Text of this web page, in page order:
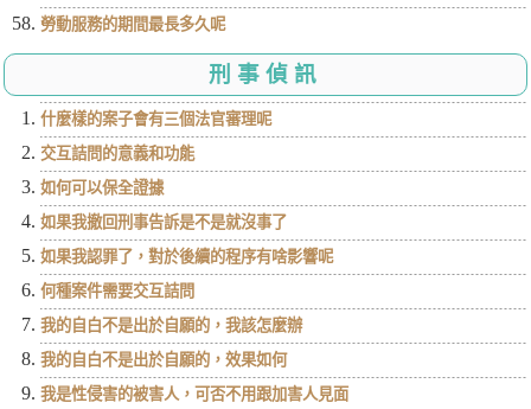
勞動服務的期間最長多久呢
刑事偵訊
什麼樣的案子會有三個法官審理呢
交互詰問的意義和功能
如何可以保全證據
如果我撤回刑事告訴是不是就沒事了
如果我認罪了，對於後續的程序有啥影響呢
何種案件需要交互詰問
我的自白不是出於自願的，我該怎麼辦
我的自白不是出於自願的，效果如何
我是性侵害的被害人，可否不用跟加害人見面